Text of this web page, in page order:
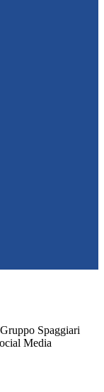
Spaggiari
Media